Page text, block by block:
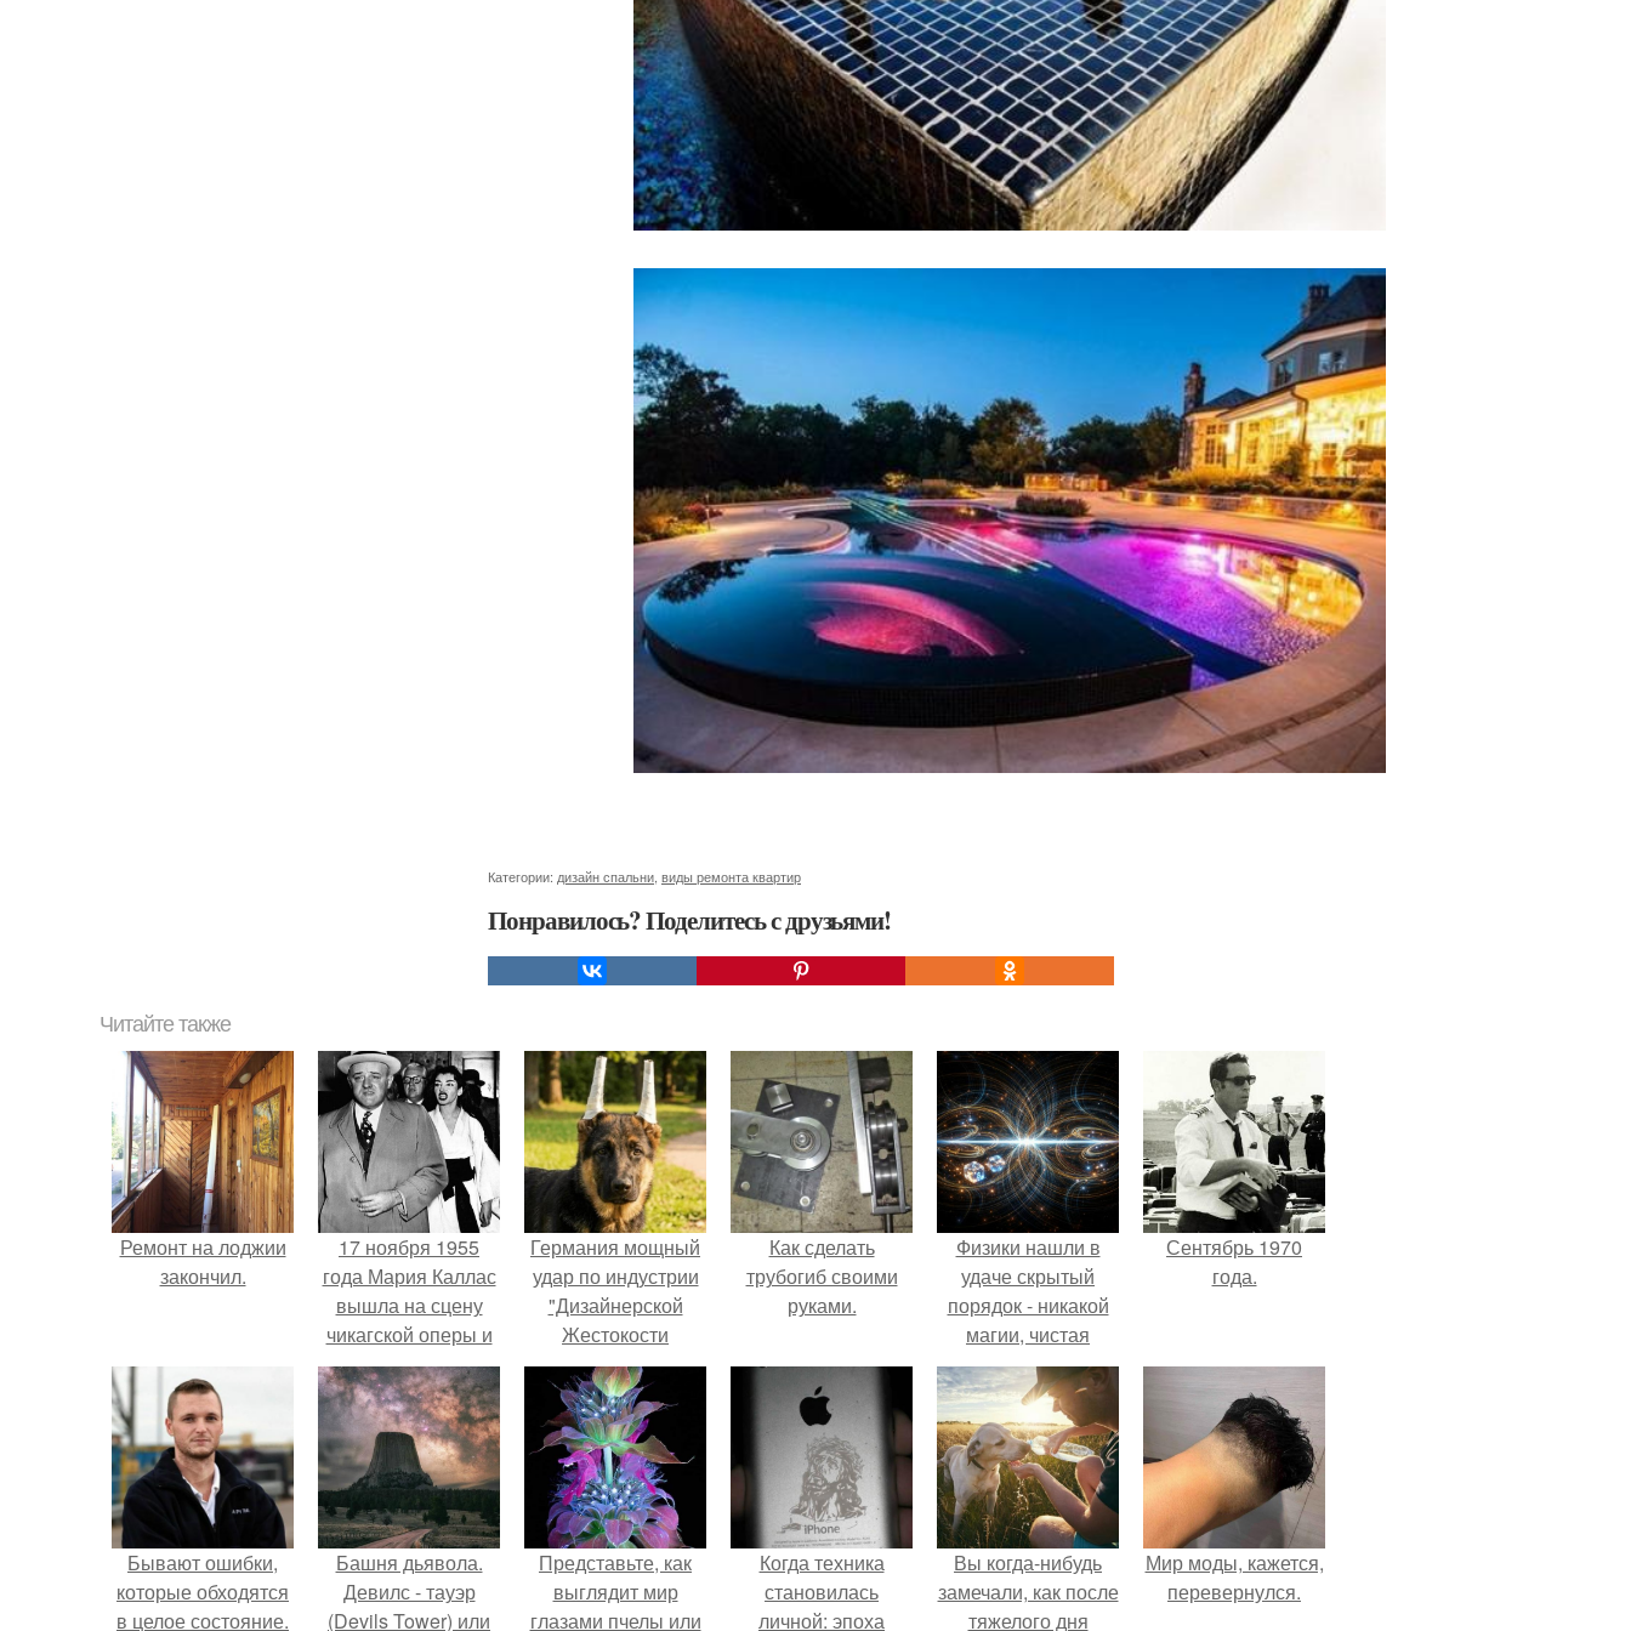
Категории: дизайн спальни виды ремонта квартир
Понравилось? Поделитесь с друзьями!
Читайте также
Ремонт на лоджии
закончил.
17 ноября 1955
года Мария Каллас
вышла на сцену
чикагской оперы и
сорвала овации.
Германия мощный
удар по индустрии
"Дизайнерской
Жестокости
нанесла".
Как сделать
трубогиб своими
руками.
Физики нашли в
удаче скрытый
порядок - никакой
магии, чистая
квантовая
механика.
Сентябрь 1970
года.
Бывают ошибки,
которые обходятся
в целое состояние.
Башня дьявола.
Девилс - тауэр
(Devils Tower) или
Представьте, как
выглядит мир
глазами пчелы или
Когда техника
становилась
личной: эпоха
Вы когда-нибудь
замечали, как после
тяжелого дня
Мир моды, кажется,
перевернулся.